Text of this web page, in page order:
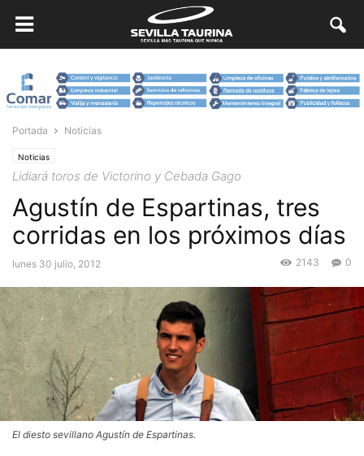
Portada Noticias
Noticias
Lidiará toros de Victorino y Cebada Gago
Agustín de Espartinas, tres
corridas en los próximos días
lunes 30 julio, 2012 0
2143
El diesto sevillano Agustín de Espartinas.